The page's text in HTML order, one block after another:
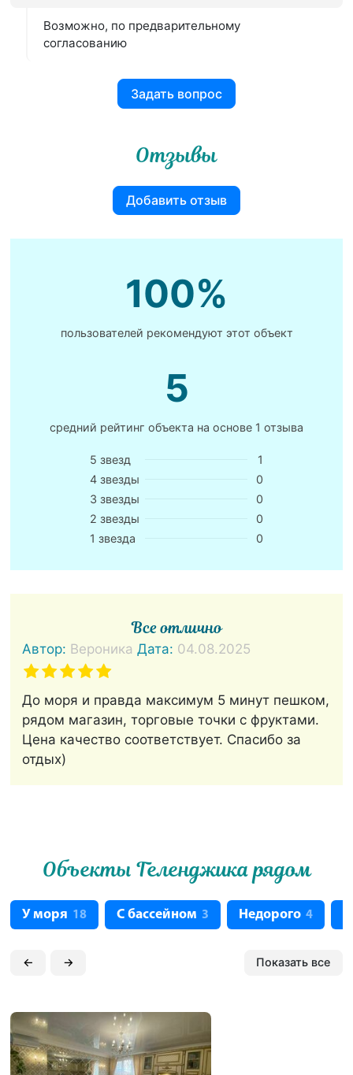
Возможно, по предварительному
согласованию
Задать вопрос
Отзывы
Добавить отзыв
100%
пользователей рекомендуют этот объект
5
средний рейтинг объекта на основе 1 отзыва
5 звезд
1
4 звезды
0
3 звезды
0
2 звезды
0
1 звезда
0
Все отлично
Автор: Вероника Дата: 04.08.2025
До моря и правда максимум 5 минут пешком,
рядом магазин, торговые точки с фруктами.
Цена качество соответствует. Спасибо за
отдых)
Объекты Геленджика рядом
У моря 18 С бассейном 3 Недорого 4
← → Показать все